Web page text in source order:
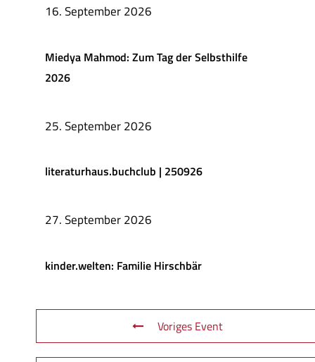
16. September 2026
Miedya Mahmod: Zum Tag der Selbsthilfe
2026
25. September 2026
literaturhaus.buchclub | 250926
27. September 2026
kinder.welten: Familie Hirschbär
Voriges Event